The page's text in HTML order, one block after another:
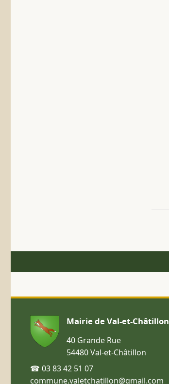
Mairie de Val-et-Châtillon
40 Grande Rue
54480 Val-et-Châtillon
☎ 03 83 42 51 07
commune.valetchatillon@gmail.com